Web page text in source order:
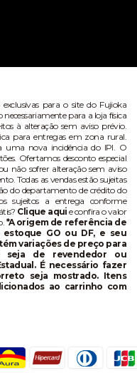
para o site do Fujioka
para a loja física
à alteração sem aviso prévio.
para entregas em zona rural.
uma nova incidência do IPI. O
Ofertamos desconto especial
não sofrer alteração sem aviso
Todas as vendas estão sujeitas
do departamento de crédito do
sujeitos a entrega conforme
Clique aqui e confira o valor
*A origem de referência de
GO ou DF, e seu
variações de preço para
seja de revendedor ou
É necessário fazer
seja mostrado. Itens
ao carrinho com